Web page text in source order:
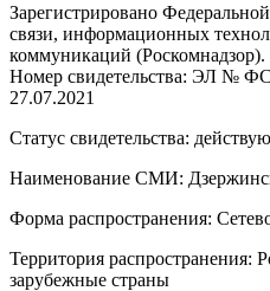
Зарегистрировано
связи, информационных
коммуникаций (Роскомнадзор).
Номер свидетельства: ЭЛ № ФС
27.07.2021
Статус свидетельства:
Наименование СМИ:
Форма распространения:
Территория распространения:
зарубежные страны